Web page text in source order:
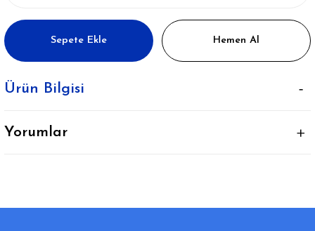
Sepete Ekle Hemen Al
Ürün Bilgisi
Yorumlar